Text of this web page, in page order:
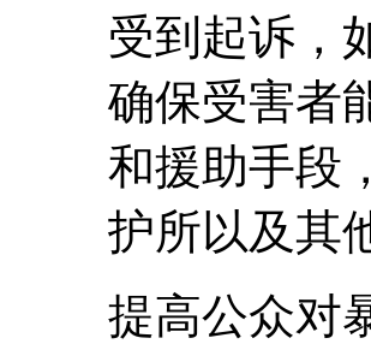
受到起诉，
确保受害者
和援助手段
护所以及其
提高公众对